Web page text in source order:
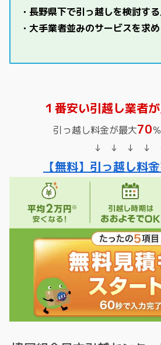
・長野県下で引っ越しを検討す
・大手業者並みのサービスを求
１番安い引越し業者
引っ越し料金が最大70
↓ ↓ ↓ ↓
【無料】引っ越し料